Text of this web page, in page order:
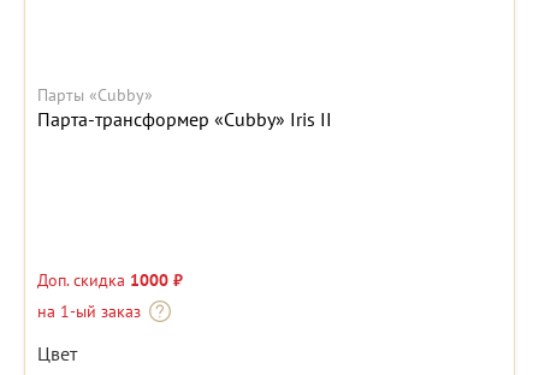
Парты «Cubby»
Парта-трансформер «Cubby» Iris II
Доп. скидка 1000 ₽
на 1-ый заказ
Цвет